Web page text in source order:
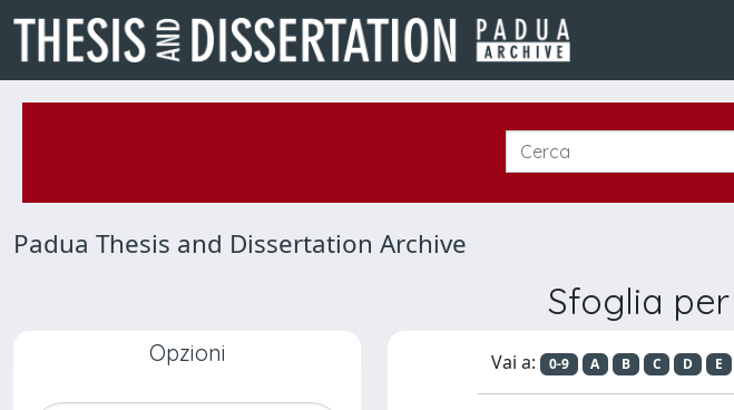
Padua Thesis and Dissertation Archive
Sfoglia
Opzioni Vai a: 0-9 A B C D E